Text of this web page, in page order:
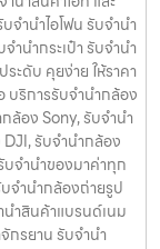
านําไอโฟน รับจํานํา
นํากระเป๋า รับจํานํา
ะดับ คุยง่าย ให้ราคา
ริการรับจำนำกล้อง
ล้อง Sony, รับจำนำ
รับจำนำกล้อง
บจำนำของมาค่าทุก
จํานํากล้องถ่ายรูป
นําสินค้าแบรนด์เนม
กรยาน รับจํานํา